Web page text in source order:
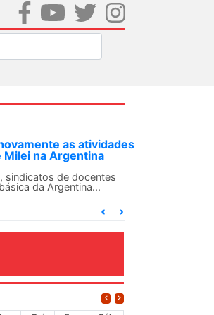
para Dia de
com Cuba em
seções sindicais e o